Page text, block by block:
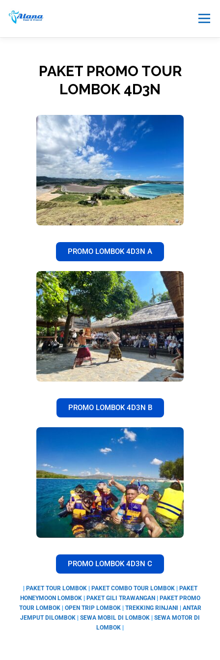
Menu
TRANSPORTASI PAKET LAINNYA INFO
PAKET PROMO TOUR
LOMBOK 4D3N
PROMO LOMBOK 4D3N A
PROMO LOMBOK 4D3N B
PROMO LOMBOK 4D3N C
PAKET TOUR LOMBOK| PAKET COMBO TOUR LOMBOK|
PAKET
HONEYMOON LOMBOK| PAKET GILI TRAWANGAN
PAKET PROMO
TOUR LOMBOK| OPEN TRIP LOMBOK| TREKKING RINJANI
ANTAR
JEMPUT DILOMBOK
SEWA MOBIL DI LOMBOK
SEWA MOTOR DI
LOMBOK